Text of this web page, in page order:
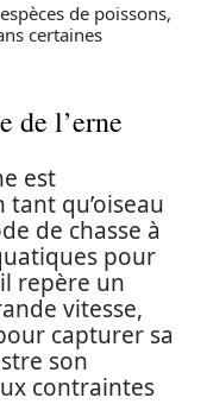
de poissons,
certaines
de l’erne
est
qu’oiseau
de chasse à
pour
repère un
vitesse,
capturer sa
son
contraintes